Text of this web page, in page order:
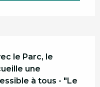
le Parc, le
une
à tous - "Le